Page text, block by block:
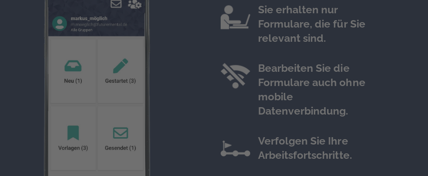
Sie erhalten nur
Formulare, die für Sie
relevant sind.
Bearbeiten Sie die
Formulare auch ohne
mobile
Datenverbindung.
Verfolgen Sie Ihre
Arbeitsfortschritte.